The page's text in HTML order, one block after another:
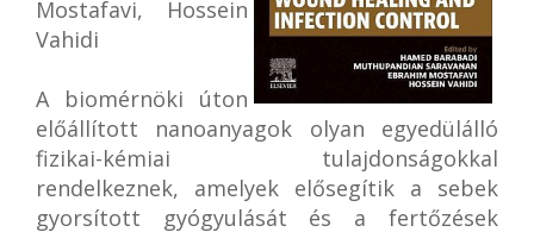
Mostafavi, Hossein
Vahidi
A biomérnöki úton
előállított nanoanyagok olyan egyedülálló
fizikai-kémiai tulajdonságokkal
rendelkeznek, amelyek elősegítik a sebek
gyorsított gyógyulását és a fertőzések